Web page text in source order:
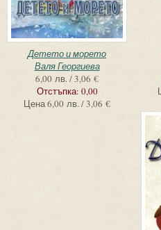
Детето и морето
Валя Георгиева
6,00 лв. / 3,06 €
Отстъпка: 0,00
Цена6,00 лв. / 3,06 €